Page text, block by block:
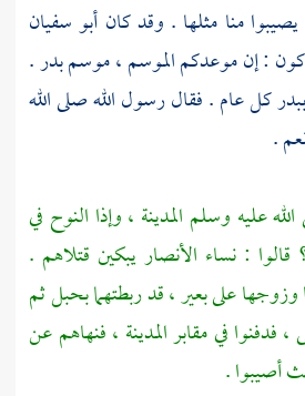
منا مثلها . وقد كان أبو سفيان
: إن موعدكم الموسم ، موسمبدر.
ببدركل عام . فقال رسول الله صلى الله
.
عليه وسلم المدينة ،وإذا النوح في
: نساء الأنصاريبكين قتلاهم .
وزوجها على بعير ، قد ربطتهما بحبل ثم
فدفنوا في مقابرالمدينة ،فنهاهم عن
أصيبوا .